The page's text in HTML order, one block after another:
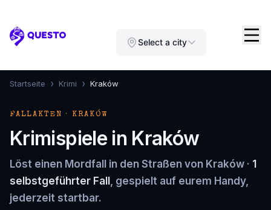
Questo Select a city
Startseite › Krimi › Kraków
FALLAKTEN · KRAKÓW
Krimispiele in Kraków
Löst einen Mordfall in den Straßen von Kraków · 1
selbstgeführter Fall , gespielt auf eurem Handy,
jederzeit startbar.